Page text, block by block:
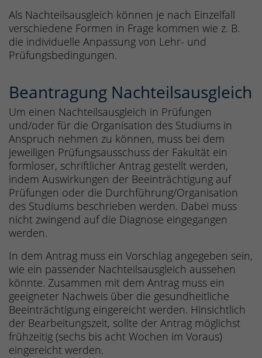
Als Nachteilsausgleich können je nach Einzelfall
verschiedene Formen in Frage kommen wie z. B.
die individuelle Anpassung von Lehr- und
Prüfungsbedingungen.
Beantragung Nachteilsausgleich
Um einen Nachteilsausgleich in Prüfungen
und/oder für die Organisation des Studiums in
Anspruch nehmen zu können, muss bei dem
jeweiligen Prüfungsausschuss der Fakultät ein
formloser, schriftlicher Antrag gestellt werden,
indem Auswirkungen der Beeinträchtigung auf
Prüfungen oder die Durchführung/Organisation
des Studiums beschrieben werden. Dabei muss
nicht zwingend auf die Diagnose eingegangen
werden.
In dem Antrag muss ein Vorschlag angegeben sein,
wie ein passender Nachteilsausgleich aussehen
könnte. Zusammen mit dem Antrag muss ein
geeigneter Nachweis über die gesundheitliche
Beeinträchtigung eingereicht werden. Hinsichtlich
der Bearbeitungszeit, sollte der Antrag möglichst
frühzeitig (sechs bis acht Wochen im Voraus)
eingereicht werden.